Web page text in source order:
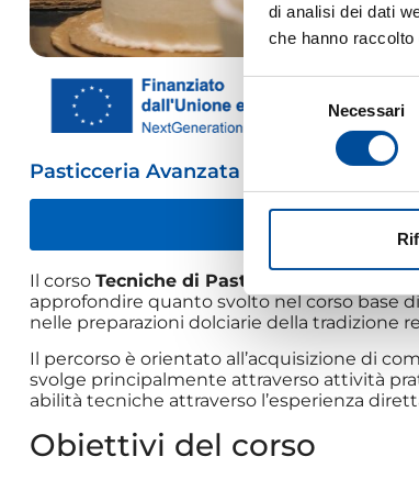
di analisi dei dati
che hanno
del
Necessari
Pasticceria Avanzata
Il corso Tecniche di Pasticceria Livello
approfondire quanto svolto nel corso base
nelle preparazioni dolciarie della tradizione
Il percorso è orientato all’acquisizione di
svolge principalmente attraverso attività
abilità tecniche attraverso l’esperienza
Obiettivi del corso